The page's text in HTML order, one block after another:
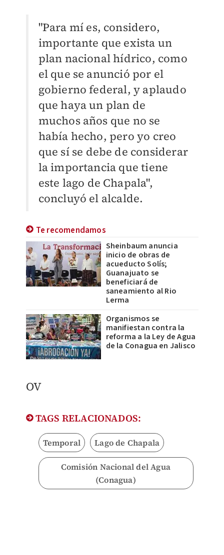
"Para mí es, considero,
importante que exista un
plan nacional hídrico, como
el que se anunció por el
gobierno federal, y aplaudo
que haya un plan de
muchos años que no se
había hecho, pero yo creo
que sí se debe de considerar
la importancia que tiene
este lago de Chapala",
concluyó el alcalde.
Te recomendamos
Sheinbaum anuncia
inicio de obras de
acueducto Solís;
Guanajuato se
beneficiará de
saneamiento al Rio
Lerma
Organismos se
manifiestan contra la
reforma a la Ley de Agua
de la Conagua en Jalisco
OV
TAGS RELACIONADOS:
Temporal Lago de Chapala
Comisión Nacional del Agua
(Conagua)